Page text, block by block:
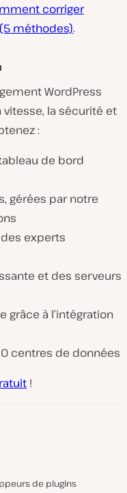
corriger
(5 méthodes).
WordPress
vitesse, la sécurité et
:
de bord
gérées par notre
experts
et des serveurs
grâce à l’intégration
centres de données
!
de plugins